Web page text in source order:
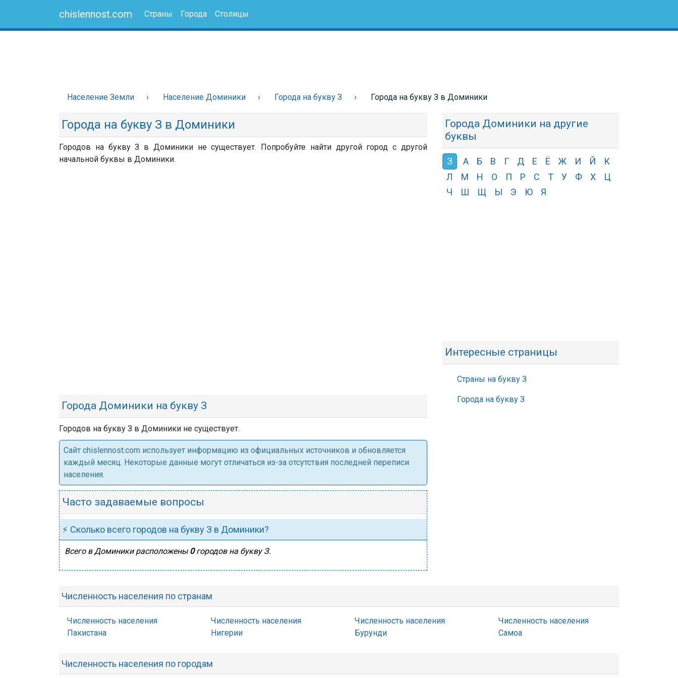
chislennost.com Страны Города Столицы
Население Земли Население Доминики Города на букву З Города на букву З в Доминики
Города на букву З в Доминики
Городов на букву З в Доминики не существует. Попробуйте найти другой город с другой
начальной буквы в Доминики.
Города Доминики на букву З
Городов на букву З в Доминики не существует.
Cайт chislennost.com использует информацию из официальных источников и обновляется
каждый месяц. Некоторые данные могут отличаться из-за отсутствия последней переписи
населения.
Часто задаваемые вопросы
⚡ Сколько всего городов на букву З в Доминики?
Всего в Доминики расположены 0городов на букву З.
Города Доминики на другие
буквы
З А Б В Г Д Е Ё Ж И Й
К
Л
М Н О П Р С Т У Ф Х
Ц
Ч
Ш Щ Ы Э Ю Я
Интересные страницы
Страны на букву З
Города на букву З
Численность населения по странам
Численность населения
Пакистана
Численность населения
Нигерии
Численность населения
Бурунди
Численность населения
Самоа
Численность населения по городам